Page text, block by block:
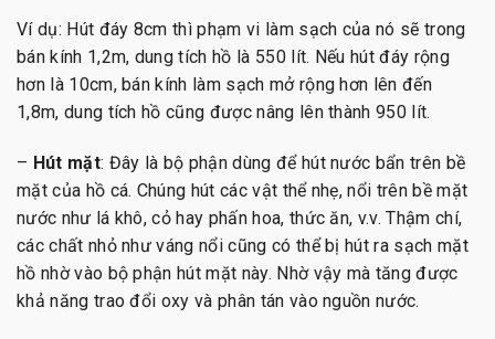
Ví dụ: Hút đáy 8cm thì phạm vi làm sạch của nó sẽ trong
bán kính 1,2m, dung tích hồ là 550 lít. Nếu hút đáy rộng
hơn là 10cm, bán kính làm sạch mở rộng hơn lên đến
1,8m, dung tích hồ cũng được nâng lên thành 950 lít.
– Hút mặt: Đây là bộ phận dùng để hút nước bẩn trên bề
mặt của hồ cá. Chúng hút các vật thể nhẹ, nổi trên bề mặt
nước như lá khô, cỏ hay phấn hoa, thức ăn, v.v. Thậm chí,
các chất nhỏ như váng nổi cũng có thể bị hút ra sạch mặt
hồ nhờ vào bộ phận hút mặt này. Nhờ vậy mà tăng được
khả năng trao đổi oxy và phân tán vào nguồn nước.